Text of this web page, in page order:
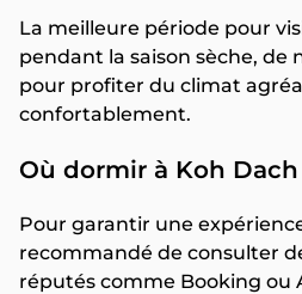
La meilleure période pour
pendant la saison sèche, de
pour profiter du climat
confortablement.
Où dormir à Koh Dach
Pour garantir une
recommandé de consulter
réputés comme Booking ou